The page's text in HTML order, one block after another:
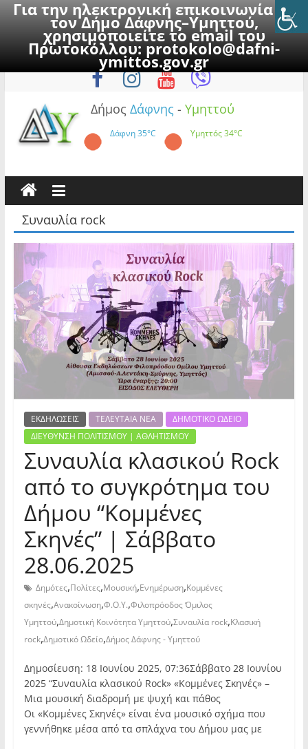
Για την ηλεκτρονική επικοινωνία με
τον Δήμο Δάφνης–Υμηττού,
χρησιμοποιείτε το email του
Πρωτοκόλλου:protokolo@dafni-
ymittos.gov.gr
to
Παρασκευή, 7 Αυγούστου 2026
Δήμος Δάφνης - Υμηττού
Δάφνη35°C Υμηττός34°C
Συναυλία rock
ΕΚΔΗΛΩΣΕΙΣ ΤΕΛΕΥΤΑΙΑ ΝΕΑ
ΔΗΜΟΤΙΚΟ ΩΔΕΙΟ
ΔΙΕΥΘΥΝΣΗ ΠΟΛΙΤΙΣΜΟΥ | ΑΘΛΗΤΙΣΜΟΥ
Συναυλία κλασικού Rock
από το συγκρότημα του
Δήμου “Κομμένες
Σκηνές” | Σάββατο
28.06.2025
Δημότες,Πολίτες,Μουσική,Ενημέρωση,Κομμένες
σκηνές,Ανακοίνωση,Φ.Ο.Υ.,Φιλοπρόοδος Όμιλος
Υμηττού,Δημοτική Κοινότητα Υμηττού,Συναυλία rock,Κλασική
rock,Δημοτικό Ωδείο,Δήμος Δάφνης - Υμηττού
Δημοσίευση: 18 Ιουνίου 2025, 07:36Σάββατο 28 Ιουνίου
2025 “Συναυλία κλασικού Rock» «Κομμένες Σκηνές» –
Μια μουσική διαδρομή με ψυχή και πάθος
Οι «Κομμένες Σκηνές» είναι ένα μουσικό σχήμα που
γεννήθηκε μέσα από τα σπλάχνα του Δήμου μας με